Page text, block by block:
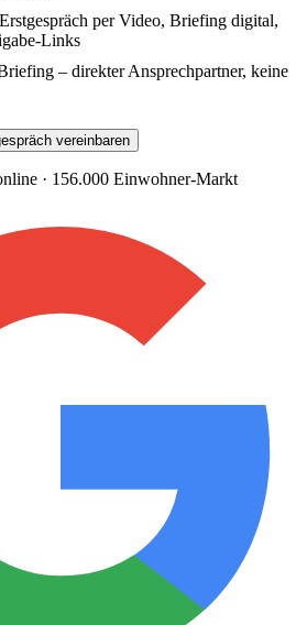
per Video, Briefing digital,
Links
– direkter Ansprechpartner, keine
vereinbaren
· 156.000 Einwohner-Markt